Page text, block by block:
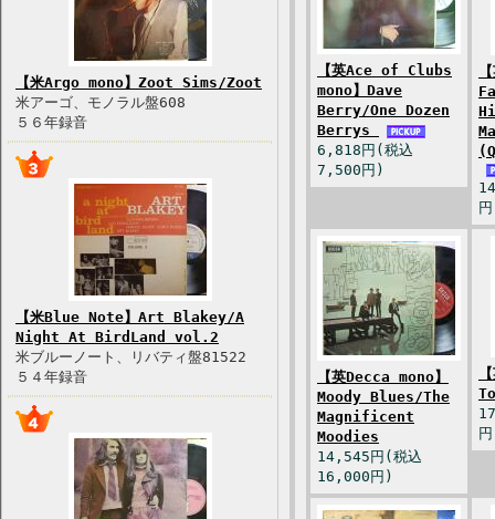
【米Argo mono】Zoot Sims/Zoot
米アーゴ、モノラル盤608
５６年録音
【米Blue Note】Art Blakey/A
Night At BirdLand vol.2
米ブルーノート、リバティ盤81522
５４年録音
【英Ace of Clubs
mono】Dave
Berry/One Dozen
Berrys
6,818円(税込
7,500円)
【英Decca mono】
Moody Blues/The
Magnificent
Moodies
14,545円(税込
16,000円)